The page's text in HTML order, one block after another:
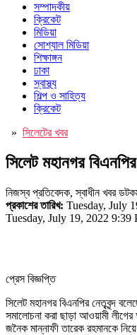
সম্পাদকীয়
ক্রিকেট
মিডিয়া
সোশ্যাল মিডিয়া
শিক্ষাঙ্গন
ঢাকা
স্বাস্থ্য
শিল্প ও সাহিত্য
ক্রিকেট
» সিলেটের খবর
সিলেট মহানগর
নিজস্ব প্রতিবেদক, স্বাধীন খবর
প্রকাশের তারিখ: Tuesday, July
Tuesday, July 19, 2022 9:39
প্রেস বিজ্ঞপ্তি
সিলেট মহানগর বিএনপির নেতৃবৃন্দ
সমালোচনা করা ছাড়া আওয়ামী
জনৈক মান্নাফী তারেক রহমানকে